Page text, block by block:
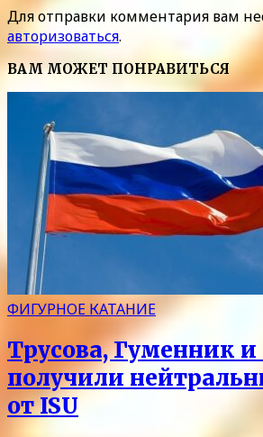
Для отправки комментария вам
авторизоваться.
ВАМ МОЖЕТ ПОНРАВИТЬСЯ
ФИГУРНОЕ КАТАНИЕ
Трусова, Гуменник и
получили
от ISU